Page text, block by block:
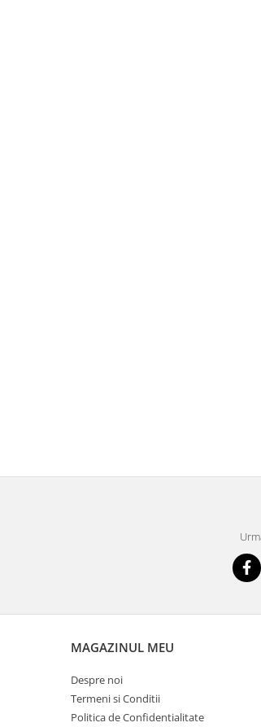
MAGAZINUL MEU
Despre noi
Termeni si Conditii
Politica de Confidentialitate